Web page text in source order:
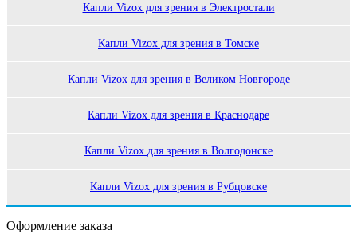
Капли Vizox для зрения в Электростали
Капли Vizox для зрения в Томске
Капли Vizox для зрения в Великом Новгороде
Капли Vizox для зрения в Краснодаре
Капли Vizox для зрения в Волгодонске
Капли Vizox для зрения в Рубцовске
Оформление заказа